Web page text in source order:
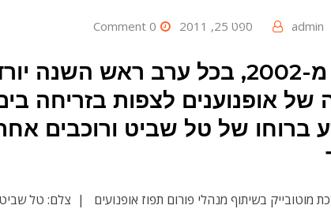
ספט 25, 2011 admin
0 Comment
החל מ-2002, בכל ערב ראש
של אופנוענים לצפות בזריחה
ברוחו של טל שביט ורוכבים
מוטובייק בשיתוף מנהלי פורום תפוז אופנועים | צלם: טל